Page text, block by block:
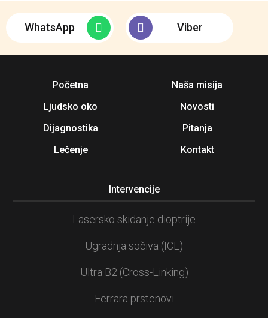
WhatsApp Viber
Početna
Ljudsko oko
Dijagnostika
Lečenje
Naša misija
Novosti
Pitanja
Kontakt
Intervencije
Lasersko skidanje dioptrije
Ugradnja sočiva (ICL)
Ultra B2 (Cross-Linking)
Ferrara prstenovi